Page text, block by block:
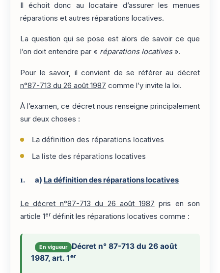
Il échoit donc au locataire d’assurer les menues
réparations et autres réparations locatives.
La question qui se pose est alors de savoir ce que
l’on doit entendre par « réparations locatives».
Pour le savoir, il convient de se référer au décret
n°87-713 du 26 août 1987 comme l’y invite la loi.
À l’examen, ce décret nous renseigne principalement
sur deux choses :
La définition des réparations locatives
La liste des réparations locatives
a) La définition des réparations locatives
Le décret n°87-713 du 26 août 1987 pris en son
article 1 er définit les réparations locatives comme :
En vigueur
Décret n° 87-713 du 26 août
1987, art. 1er